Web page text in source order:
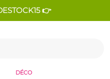
👉
DÉCO